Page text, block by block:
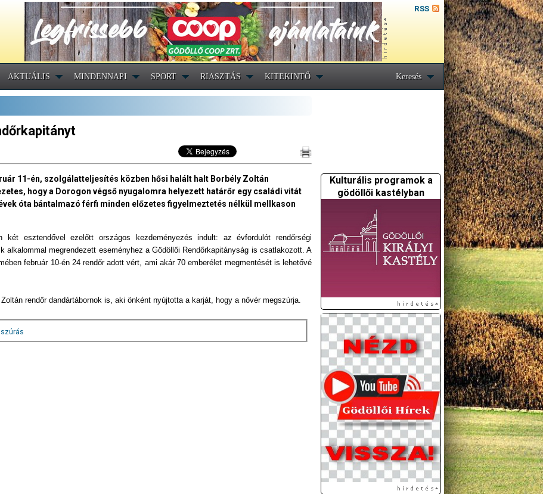
RSS
AKTUÁLIS MINDENNAPI SPORT RIASZTÁS KITEKINTŐ Keresés
11-én, szolgálatteljesítés közben hősi halált halt Borbély Zoltán
hogy a Dorogon végső nyugalomra helyezett határőr egy családi vitát
óta bántalmazó férfi minden előzetes figyelmeztetés nélkül mellkason
két esztendővel ezelőtt országos kezdeményezés indult: az évfordulót rendőrségi
alkalommal megrendezett eseményhez a Gödöllői Rendőrkapitányság is csatlakozott. A
február 10-én 24 rendőr adott vért, ami akár 70 emberélet megmentését is lehetővé
rendőr dandártábornok is, aki önként nyújtotta a karját, hogy a nővér megszúrja.
szúrás
Kulturális programok a
gödöllői kastélyban